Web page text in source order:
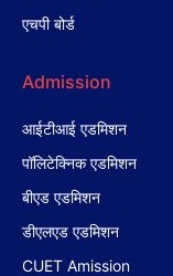
एचपी बोर्ड
Admission
आईटीआई एडमिशन
पॉलिटेक्निक एडमिशन
बीएड एडमिशन
डीएलएड एडमिशन
CUET Amission